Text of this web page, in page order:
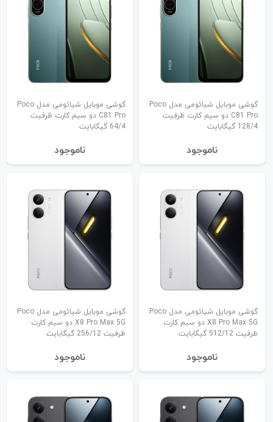
گوشی موبایل شیائومی مدل Poco
C81 Pro دو سیم کارت ظرفیت
128/4 گیگابایت
نا‌موجود
گوشی موبایل شیائومی مدل Poco
C81 Pro دو سیم کارت ظرفیت
64/4 گیگابایت
نا‌موجود
گوشی موبایل شیائومی مدل Poco
X8 Pro Max 5G دو سیم کارت
ظرفیت 512/12 گیگابایت
نا‌موجود
گوشی موبایل شیائومی مدل Poco
X8 Pro Max 5G دو سیم کارت
ظرفیت 256/12 گیگابایت
نا‌موجود